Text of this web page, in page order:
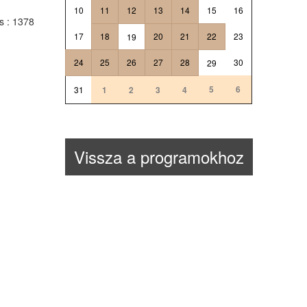
: 1378
10 11 12 13 14 15 16
17 18 19 20 21 22 23
24 25 26 27 28 29 30
31 1 2 3 4 5 6
Vissza a programokhoz